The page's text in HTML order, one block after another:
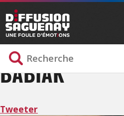
BABIAK
Tweeter